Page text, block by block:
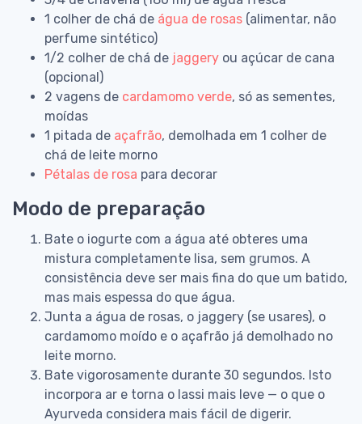
1 colher de chá de água de rosas (alimentar, não
perfume sintético)
1/2 colher de chá de jaggery ou açúcar de cana
(opcional)
2 vagens de cardamomo verde, só as sementes,
moídas
1 pitada de açafrão, demolhada em 1 colher de
chá de leite morno
Pétalas de rosa para decorar
Modo de preparação
Bate o iogurte com a água até obteres uma
mistura completamente lisa, sem grumos. A
consistência deve ser mais fina do que um batido,
mas mais espessa do que água.
Junta a água de rosas, o jaggery (se usares), o
cardamomo moído e o açafrão já demolhado no
leite morno.
Bate vigorosamente durante 30 segundos. Isto
incorpora ar e torna o lassi mais leve — o que o
Ayurveda considera mais fácil de digerir.